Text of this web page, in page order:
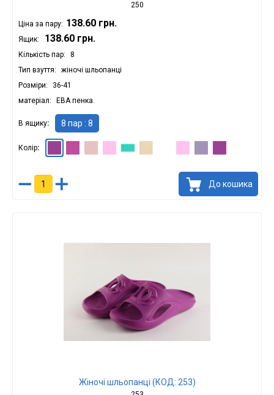
250
Ціна за пару: 138.60 грн.
Ящик: 138.60 грн.
Кількість пар
8
Тип взуття
жіночі шльопанці
Розміри
36-41
матеріал
ЕВА пенка.
В ящику 8 пар : 8
Колір
До кошика
Жіночі шльопанці (КОД: 253)